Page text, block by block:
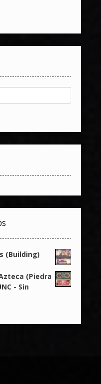
(Building)
(Piedra
- Sin